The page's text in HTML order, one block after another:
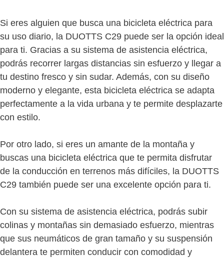
Si eres alguien que busca una bicicleta eléctrica para
su uso diario, la DUOTTS C29 puede ser la opción ideal
para ti. Gracias a su sistema de asistencia eléctrica,
podrás recorrer largas distancias sin esfuerzo y llegar a
tu destino fresco y sin sudar. Además, con su diseño
moderno y elegante, esta bicicleta eléctrica se adapta
perfectamente a la vida urbana y te permite desplazarte
con estilo.
Por otro lado, si eres un amante de la montaña y
buscas una bicicleta eléctrica que te permita disfrutar
de la conducción en terrenos más difíciles, la DUOTTS
C29 también puede ser una excelente opción para ti.
Con su sistema de asistencia eléctrica, podrás subir
colinas y montañas sin demasiado esfuerzo, mientras
que sus neumáticos de gran tamaño y su suspensión
delantera te permiten conducir con comodidad y